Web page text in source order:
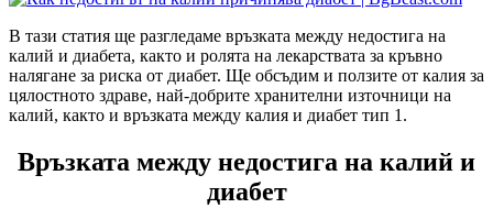
В тази статия ще разгледаме връзката между недостига на
калий и диабета, както и ролята на лекарствата за кръвно
налягане за риска от диабет. Ще обсъдим и ползите от калия за
цялостното здраве, най-добрите хранителни източници на
кaлий, както и връзката между калия и диабет тип 1.
Връзката между недостига на калий и
диабет